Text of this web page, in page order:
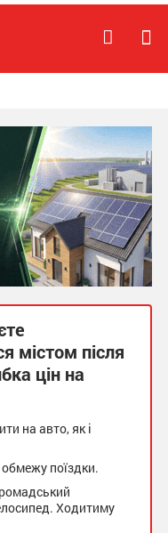
містом після
цін на
на авто, як і
поїздки.
Ходитиму